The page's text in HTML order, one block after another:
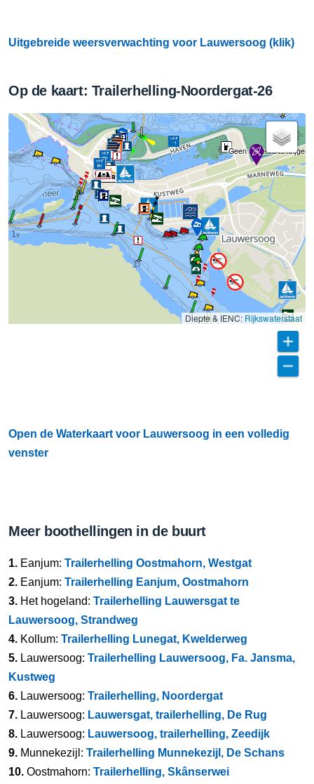
Uitgebreide weersverwachting voor Lauwersoog (klik)
Op de kaart: Trailerhelling-Noordergat-26
Geen super98 te krijgen
Diepte & IENC: Rijkswaterstaat
Open de Waterkaart voor Lauwersoog in een volledig
venster
Meer boothellingen in de buurt
1. Eanjum: Trailerhelling Oostmahorn, Westgat
2. Eanjum: Trailerhelling Eanjum, Oostmahorn
3. Het hogeland: Trailerhelling Lauwersgat te
Lauwersoog, Strandweg
4. Kollum: Trailerhelling Lunegat, Kwelderweg
5. Lauwersoog: Trailerhelling Lauwersoog, Fa. Jansma,
Kustweg
6. Lauwersoog: Trailerhelling, Noordergat
7. Lauwersoog: Lauwersgat, trailerhelling, De Rug
8. Lauwersoog: Lauwersoog, trailerhelling, Zeedijk
9. Munnekezijl: Trailerhelling Munnekezijl, De Schans
10. Oostmahorn: Trailerhelling, Skânserwei